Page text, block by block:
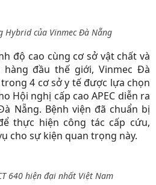
Hybrid của Vinmec Đà Nẵng
độ cao cùng cơ sở vật chất và
đầu thế giới, Vinmec Đà
4 cơ sở y tế được lựa chọn
Hội nghị cấp cao APEC diễn ra
Nẵng. Bệnh viện đã chuẩn bị
thực hiện công tác cấp cứu,
cho sự kiện quan trọng này.
640 hiện đại nhất Việt Nam